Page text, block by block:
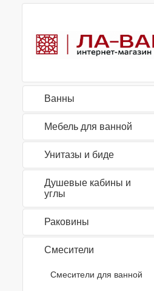
Ванны
Мебель для ванной
Унитазы и биде
Душевые кабины и
углы
Раковины
Смесители
Смесители для ванной